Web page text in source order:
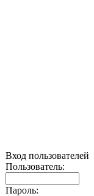
Вход пользователей
Пользователь:
Пароль: